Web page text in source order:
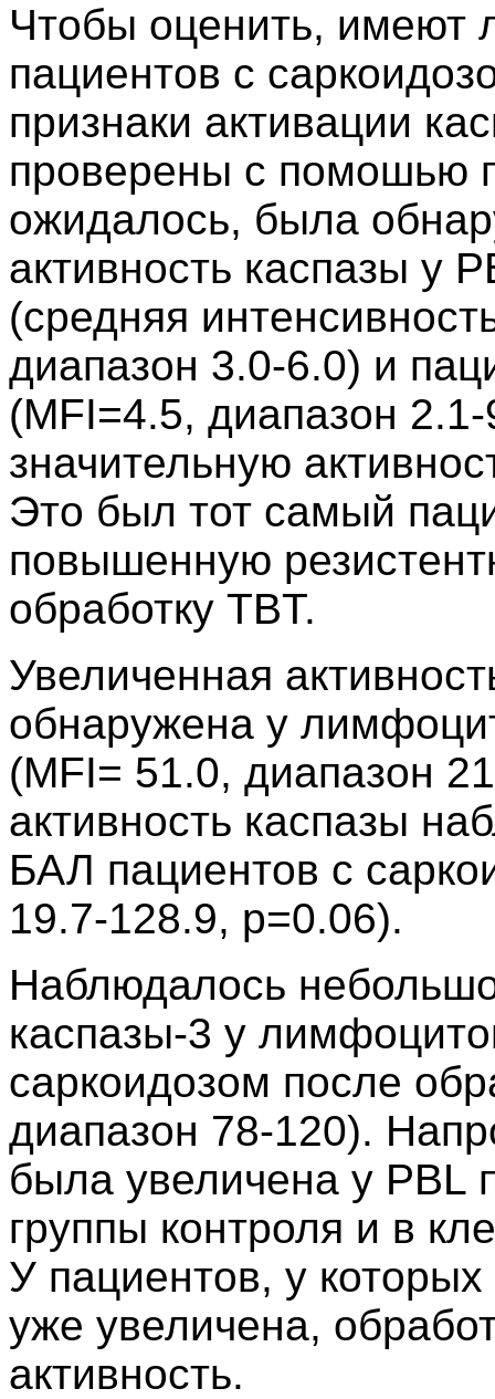
Чтобы оценить,
пациентов с
признаки активации
проверены с помошью
ожидалось, была
активность каспазы у
(средняя
диапазон 3.0-6.0) и
(MFI=4.5, диапазон
значительную
Это был тот самый
повышенную
обработку TBT.
Увеличенная
обнаружена у
(MFI= 51.0, диапазон
активность каспазы
БАЛ пациентов с
19.7-128.9, p=0.06).
Наблюдалось
каспазы-3 у
саркоидозом после
диапазон 78-120).
была увеличена у PBL
группы контроля и в
У пациентов, у
уже увеличена,
активность.